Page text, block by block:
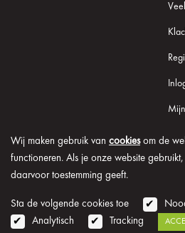
Wij maken gebruik van cookiesom de
functioneren. Als je onze website
daarvoor toestemming geeft.
Sta de volgende cookies toe
Analytisch
Tracking
© 2026 Onder de Lindeboom